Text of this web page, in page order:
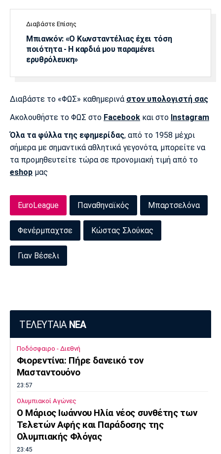
Διαβάστε Επίσης
Μπιανκόν: «Ο Κωνσταντέλιας έχει τόση
ποιότητα - Η καρδιά μου παραμένει
ερυθρόλευκη»
Διαβάστε το «ΦΩΣ» καθημερινά στον υπολογιστή σας
Ακολουθήστε το ΦΩΣ στο Facebook και στο Instagram
Όλα τα φύλλα της εφημερίδας, από το 1958 μέχρι
σήμερα με σημαντικά αθλητικά γεγονότα, μπορείτε να
τα προμηθευτείτε τώρα σε προνομιακή τιμή από το
eshop μας
EuroLeague Παναθηναϊκός Μπαρτσελόνα
Φενέρμπαχτσε Κώστας Σλούκας
Γιαν Βέσελι
ΤΕΛΕΥΤΑΙΑ ΝΕΑ
Ποδόσφαιρο - Διεθνή
Φιορεντίνα: Πήρε δανεικό τον
Μασταντουόνο
23:57
Ολυμπιακοί Αγώνες
O Μάριος Ιωάννου Ηλία νέος συνθέτης των
Τελετών Αφής και Παράδοσης της
Ολυμπιακής Φλόγας
23:45